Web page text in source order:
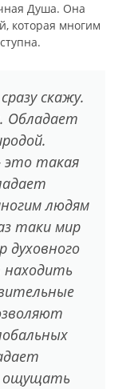
скажу.
Обладает
такая
людям
таки мир
духовного
ощущать
Душа. Она
которая многим